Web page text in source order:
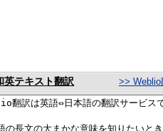
英テキスト翻訳 >> Weblio